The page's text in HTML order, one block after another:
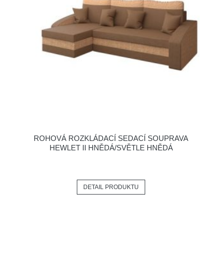
ROHOVÁ ROZKLÁDACÍ SEDACÍ SOUPRAVA
HEWLET II HNĚDÁ/SVĚTLE HNĚDÁ
DETAIL PRODUKTU